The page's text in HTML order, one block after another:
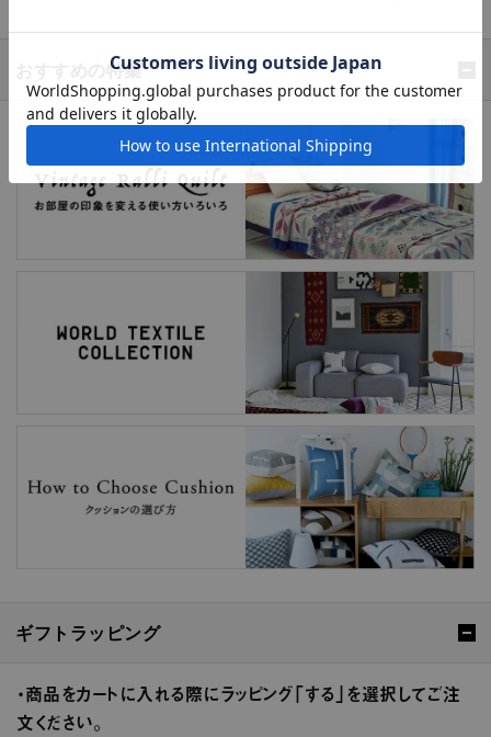
おすすめの特集
ギフトラッピング
・商品をカートに入れる際にラッピング「する」を選択してご注
文ください。